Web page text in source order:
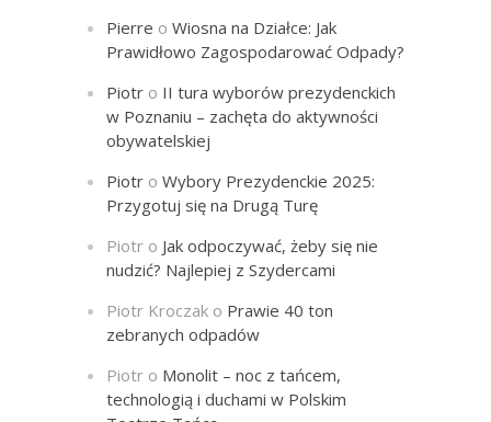
Pierre oWiosna na Działce: Jak
Prawidłowo Zagospodarować Odpady?
Piotr o II tura wyborów prezydenckich
w Poznaniu – zachęta do aktywności
obywatelskiej
Piotr oWybory Prezydenckie 2025:
Przygotuj się na Drugą Turę
Piotr o Jak odpoczywać, żeby się nie
nudzić? Najlepiej z Szydercami
Piotr Kroczak o Prawie 40 ton
zebranych odpadów
Piotr o Monolit – noc z tańcem,
technologią i duchami w Polskim